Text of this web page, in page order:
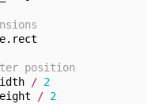
position
/ 2
/ 2